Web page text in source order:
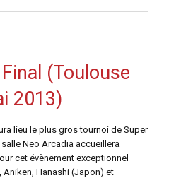
(Toulouse
2013)
lieu le plus gros tournoi de Super
Neo Arcadia accueillera
cet évènement exceptionnel
Hanashi (Japon) et